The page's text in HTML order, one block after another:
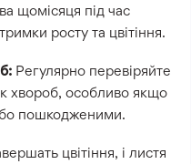
щомісяця під час
росту та цвітіння.
Регулярно перевіряйте
хвороб, особливо якщо
пошкодженими.
цвітіння, і листя